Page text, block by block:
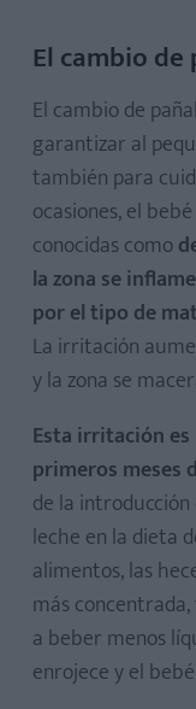
El cambio de
El cambio de
garantizar al
también para
ocasiones, el
conocidas como
la zona se
por el tipo de
La irritación
y la zona se
Esta irritación
primeros meses
de la
leche en la dieta
alimentos, las
más
a beber menos
enrojece y el